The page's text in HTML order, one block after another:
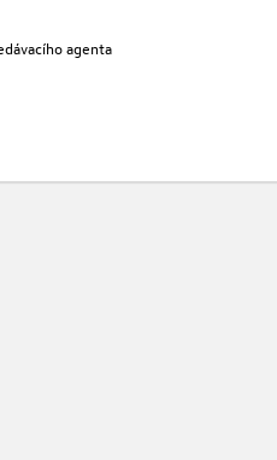
agenta